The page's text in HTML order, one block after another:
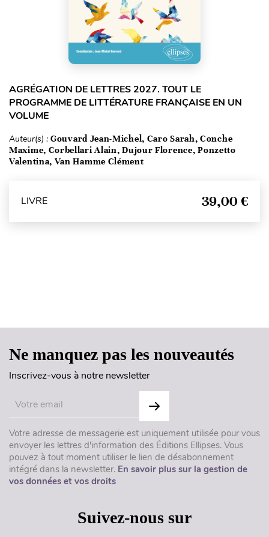
AGRÉGATION DE LETTRES 2027. TOUT LE
PROGRAMME DE LITTÉRATURE FRANÇAISE EN UN
VOLUME
Auteur(s) : Gouvard Jean-Michel, Caro Sarah, Conche
Maxime, Corbellari Alain, Dujour Florence, Ponzetto
Valentina, Van Hamme Clément
LIVRE 39,00 €
Ne manquez pas les nouveautés
Inscrivez-vous à notre newsletter
Votre adresse de messagerie est uniquement utilisée pour vous
envoyer les lettres d'information des Éditions Ellipses. Vous
pouvez à tout moment utiliser le lien de désabonnement
intégré dans la newsletter. En savoir plus sur la gestion de
vos données et vos droits
Suivez-nous sur